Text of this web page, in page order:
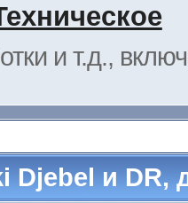
и т.д.,
и DR,